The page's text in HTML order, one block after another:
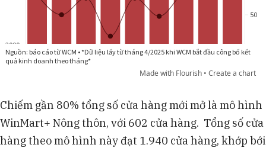
Chiếm gần 80% tổng số cửa hàng mới mở là mô hình
WinMart+ Nông thôn, với 602 cửa hàng. Tổng số cửa
hàng theo mô hình này đạt 1.940 cửa hàng, khớp bới